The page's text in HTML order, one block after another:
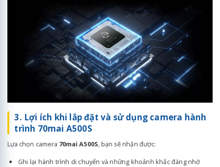
3. Lợi ích khi lắp đặt và sử dụng camera hành
trình 70mai A500S
Lựa chọn camera 70mai A500S, bạn sẽ nhận được:
Ghi lại hành trình di chuyển và những khoảnh khắc đáng nhớ